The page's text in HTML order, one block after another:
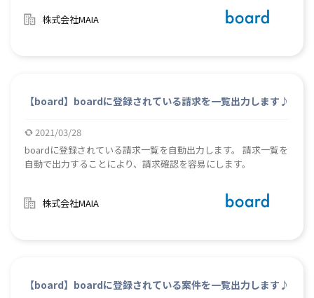
株式会社MAIA
【board】boardに登録されている請求を一覧出力します♪
2021/03/28
boardに登録されている請求一覧を自動出力します。 請求一覧を
自動で出力することにより、請求確認を容易にします。
株式会社MAIA
【board】boardに登録されている案件を一覧出力します♪